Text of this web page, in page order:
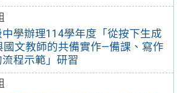
學辦理114學年度「從按下生成
國文教師的共備實作—備課、寫作
程示範」研習